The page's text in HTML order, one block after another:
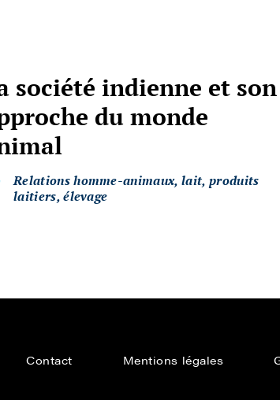
société indienne et son
du monde
Relations homme-animaux, lait, produits
laitiers, élevage
Contact Mentions légales